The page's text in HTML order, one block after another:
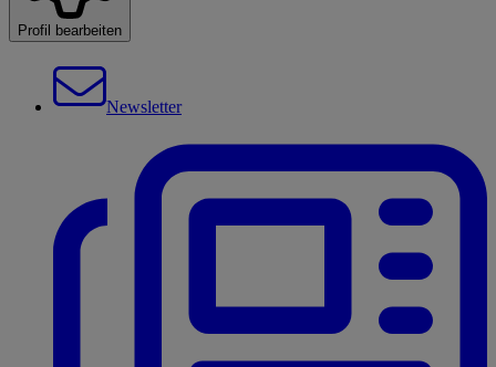
Profil bearbeiten
Newsletter